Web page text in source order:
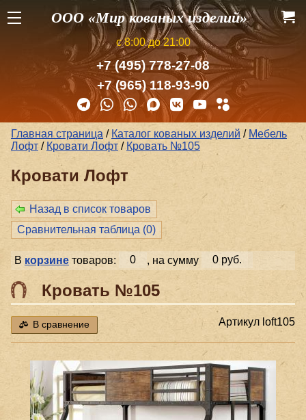
ООО «Мир кованых изделий»
с 8:00 до 21:00
+7 (495) 778-27-08
+7 (965) 118-93-90
Главная страница / Каталог кованых изделий / Мебель
Лофт / Кровати Лофт / Кровать №105
Кровати Лофт
Назад в список товаров
Сравнительная таблица (0)
В корзинетоваров: 0 , на сумму 0 руб.
Кровать №105
В сравнение Артикул loft105